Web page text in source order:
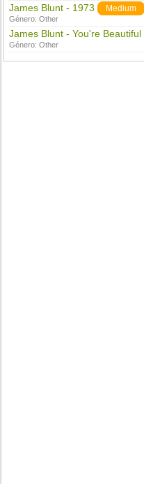
James Blunt - 1973 Medium
Género:Other
James Blunt - You're Beautiful
Género:Other